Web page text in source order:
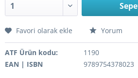
Favori olarak ekle Yorum
ATF Ürün kodu:
1190
EAN | ISBN
9789754378023